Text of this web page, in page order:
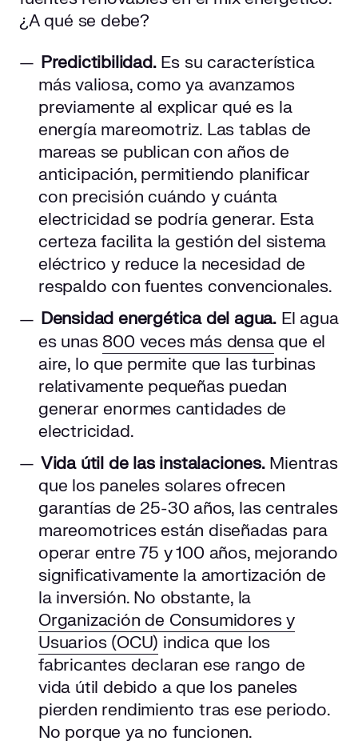
¿A qué se debe?
Predictibilidad.Es su característica
más valiosa, como ya avanzamos
previamente al explicar qué es la
energía mareomotriz. Las tablas de
mareas se publican con años de
anticipación, permitiendo planificar
con precisión cuándo y cuánta
electricidad se podría generar. Esta
certeza facilita la gestión del sistema
eléctrico y reduce la necesidad de
respaldo con fuentes convencionales.
Densidad energética del agua. El agua
es unas 800 veces más densaque el
aire, lo que permite que las turbinas
relativamente pequeñas puedan
generar enormes cantidades de
electricidad.
Vida útil de las instalaciones.Mientras
que los paneles solares ofrecen
garantías de 25-30 años, las centrales
mareomotrices están diseñadas para
operar entre 75 y 100 años, mejorando
significativamente la amortización de
la inversión. No obstante, la
Organización de Consumidores y
Usuarios (OCU) indica que los
fabricantes declaran ese rango de
vida útil debido a que los paneles
pierden rendimiento tras ese periodo.
No porque ya no funcionen.